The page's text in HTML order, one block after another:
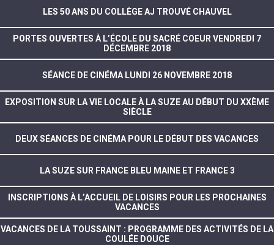
LES 50 ANS DU COLLÈGE AJ TROUVÉ CHAUVEL
PORTES OUVERTES À L’ÉCOLE DU SACRÉ COEUR VENDREDI 7
DÉCEMBRE 2018
SÉANCE DE CINÉMA LUNDI 26 NOVEMBRE 2018
EXPOSITION SUR LA VIE LOCALE À LA SUZE AU DÉBUT DU XXÈME
SIÈCLE
DEUX SÉANCES DE CINÉMA POUR LE DÉBUT DES VACANCES
LA SUZE SUR FRANCE BLEU MAINE ET FRANCE 3
INSCRIPTIONS À L’ACCUEIL DE LOISIRS POUR LES PROCHAINES
VACANCES
VACANCES DE LA TOUSSAINT : PROGRAMME DES ACTIVITÉS DE LA
COULÉE DOUCE